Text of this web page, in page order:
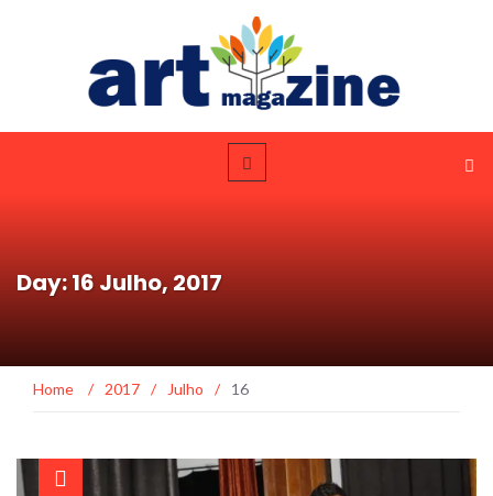
Day: 16 Julho, 2017
Home / 2017 / Julho / 16